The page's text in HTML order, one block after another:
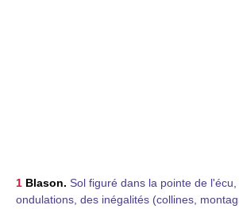
1 Blason. Sol figuré dans la pointe de
ondulations, des inégalités (collines,